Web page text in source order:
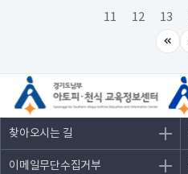
11 12 13
찾아오시는 길
이메일무단수집거부